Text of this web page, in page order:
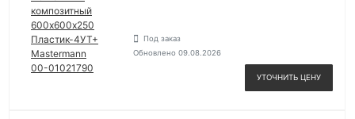
Под заказ
Обновлено 09.08.2026
УТОЧНИТЬ ЦЕНУ